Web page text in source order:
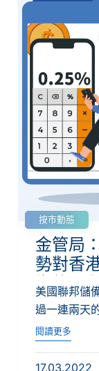
按市動態
金管局
勢對香
響的問
美國聯邦儲
過一連兩天
加息...
閱讀更多
17.03.2022